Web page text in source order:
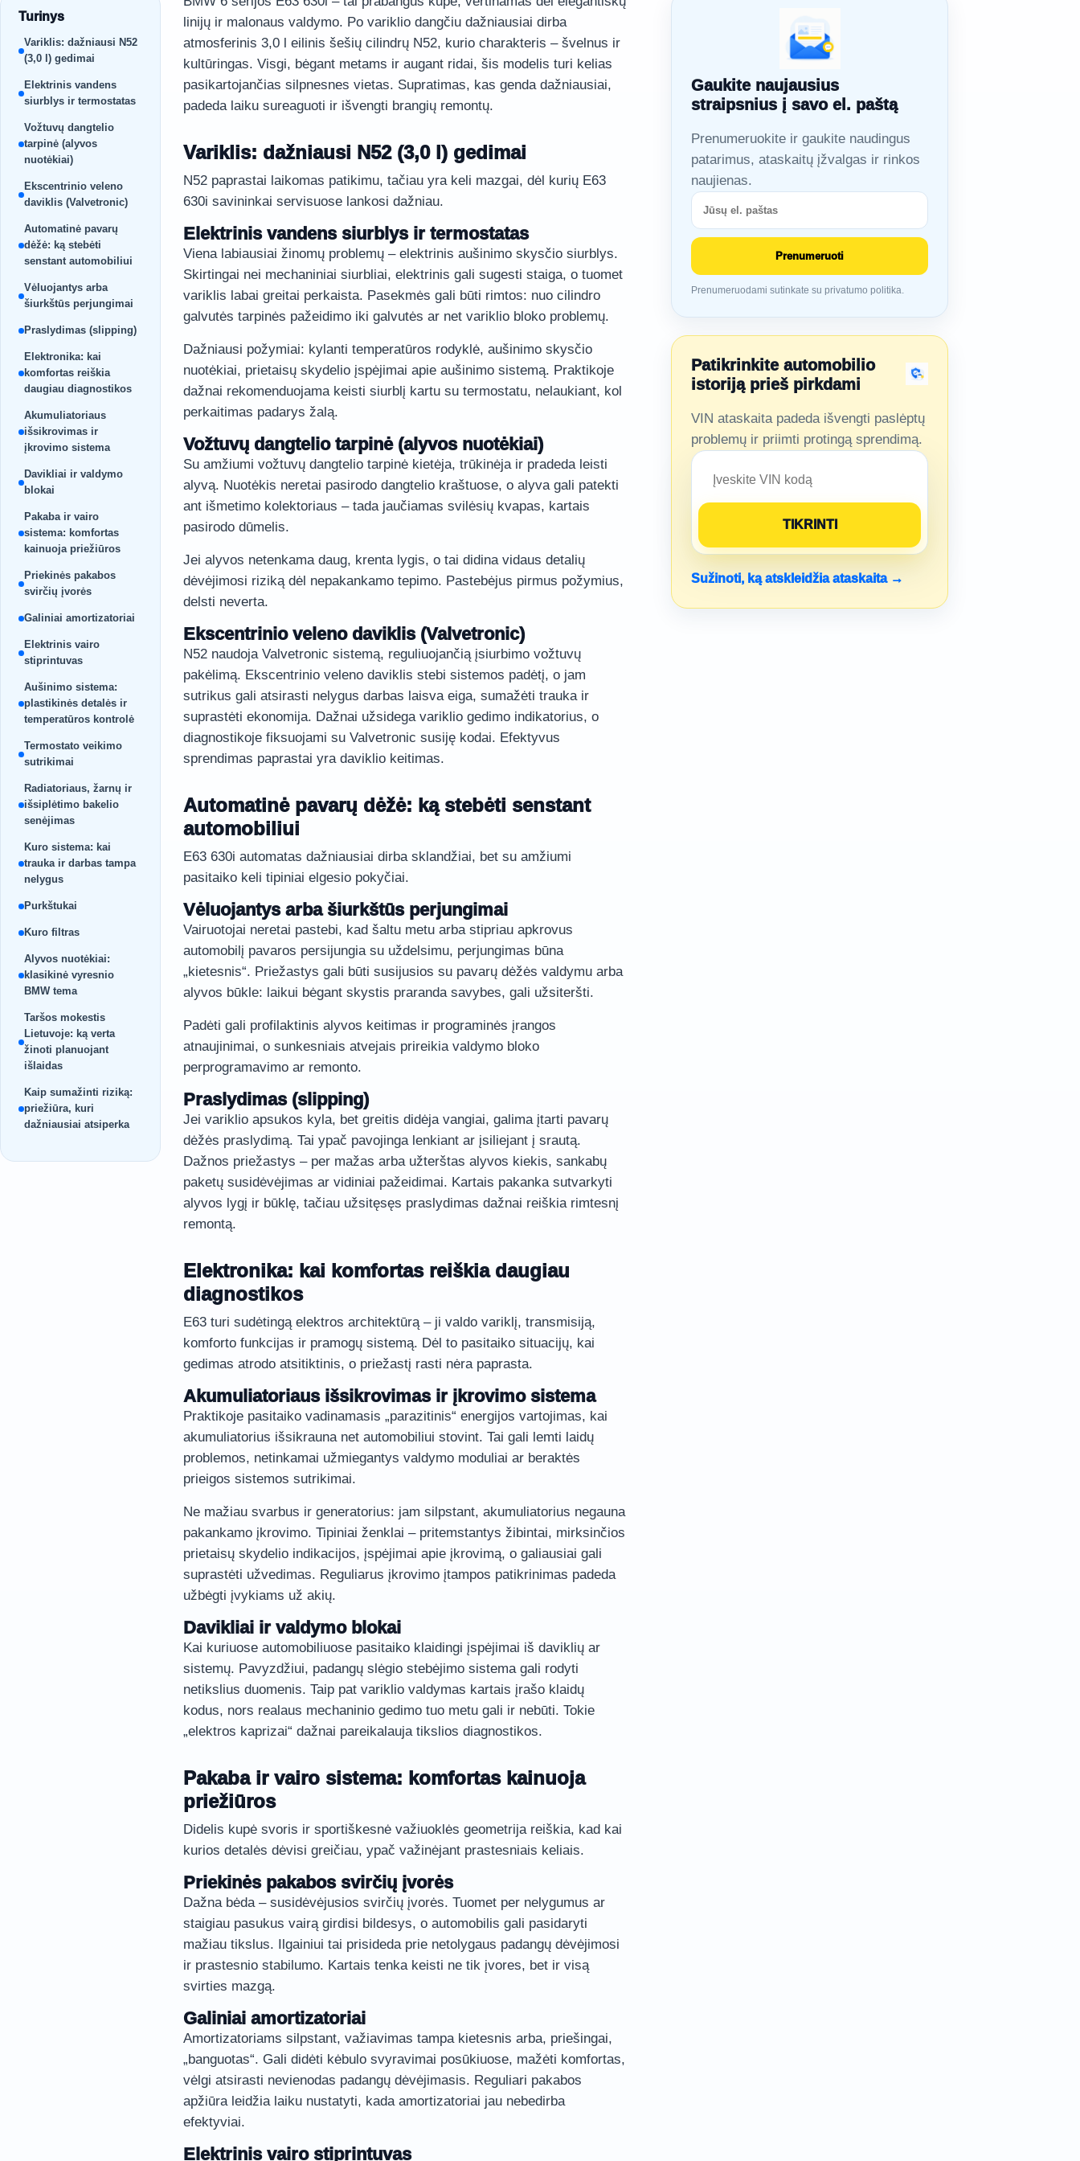
Turinys
Variklis: dažniausi N52
(3,0 l) gedimai
Elektrinis vandens
siurblys ir termostatas
Vožtuvų dangtelio
tarpinė (alyvos
nuotėkiai)
Ekscentrinio veleno
daviklis (Valvetronic)
Automatinė pavarų
dėžė: ką stebėti
senstant automobiliui
Vėluojantys arba
šiurkštūs perjungimai
Praslydimas (slipping)
Elektronika: kai
komfortas reiškia
daugiau diagnostikos
Akumuliatoriaus
išsikrovimas ir
įkrovimo sistema
Davikliai ir valdymo
blokai
Pakaba ir vairo
sistema: komfortas
kainuoja priežiūros
Priekinės pakabos
svirčių įvorės
Galiniai amortizatoriai
Elektrinis vairo
stiprintuvas
Aušinimo sistema:
plastikinės detalės ir
temperatūros kontrolė
Termostato veikimo
sutrikimai
Radiatoriaus, žarnų ir
išsiplėtimo bakelio
senėjimas
Kuro sistema: kai
trauka ir darbas tampa
nelygus
Purkštukai
Kuro filtras
Alyvos nuotėkiai:
klasikinė vyresnio
BMW tema
Taršos mokestis
Lietuvoje: ką verta
žinoti planuojant
išlaidas
Kaip sumažinti riziką:
priežiūra, kuri
dažniausiai atsiperka
linijų ir malonaus valdymo. Po variklio dangčiu dažniausiai dirba
atmosferinis 3,0 l eilinis šešių cilindrų N52, kurio charakteris – švelnus ir
kultūringas. Visgi, bėgant metams ir augant ridai, šis modelis turi kelias
pasikartojančias silpnesnes vietas. Supratimas, kas genda dažniausiai,
padeda laiku sureaguoti ir išvengti brangių remontų.
Variklis: dažniausi N52 (3,0 l) gedimai
N52 paprastai laikomas patikimu, tačiau yra keli mazgai, dėl kurių E63
630i savininkai servisuose lankosi dažniau.
Elektrinis vandens siurblys ir termostatas
Viena labiausiai žinomų problemų – elektrinis aušinimo skysčio siurblys.
Skirtingai nei mechaniniai siurbliai, elektrinis gali sugesti staiga, o tuomet
variklis labai greitai perkaista. Pasekmės gali būti rimtos: nuo cilindro
galvutės tarpinės pažeidimo iki galvutės ar net variklio bloko problemų.
Dažniausi požymiai: kylanti temperatūros rodyklė, aušinimo skysčio
nuotėkiai, prietaisų skydelio įspėjimai apie aušinimo sistemą. Praktikoje
dažnai rekomenduojama keisti siurblį kartu su termostatu, nelaukiant, kol
perkaitimas padarys žalą.
Vožtuvų dangtelio tarpinė (alyvos nuotėkiai)
Su amžiumi vožtuvų dangtelio tarpinė kietėja, trūkinėja ir pradeda leisti
alyvą. Nuotėkis neretai pasirodo dangtelio kraštuose, o alyva gali patekti
ant išmetimo kolektoriaus – tada jaučiamas svilėsių kvapas, kartais
pasirodo dūmelis.
Jei alyvos netenkama daug, krenta lygis, o tai didina vidaus detalių
dėvėjimosi riziką dėl nepakankamo tepimo. Pastebėjus pirmus požymius,
delsti neverta.
Ekscentrinio veleno daviklis (Valvetronic)
N52 naudoja Valvetronic sistemą, reguliuojančią įsiurbimo vožtuvų
pakėlimą. Ekscentrinio veleno daviklis stebi sistemos padėtį, o jam
sutrikus gali atsirasti nelygus darbas laisva eiga, sumažėti trauka ir
suprastėti ekonomija. Dažnai užsidega variklio gedimo indikatorius, o
diagnostikoje fiksuojami su Valvetronic susiję kodai. Efektyvus
sprendimas paprastai yra daviklio keitimas.
Automatinė pavarų dėžė: ką stebėti senstant
automobiliui
E63 630i automatas dažniausiai dirba sklandžiai, bet su amžiumi
pasitaiko keli tipiniai elgesio pokyčiai.
Vėluojantys arba šiurkštūs perjungimai
Vairuotojai neretai pastebi, kad šaltu metu arba stipriau apkrovus
automobilį pavaros persijungia su uždelsimu, perjungimas būna
„kietesnis“. Priežastys gali būti susijusios su pavarų dėžės valdymu arba
alyvos būkle: laikui bėgant skystis praranda savybes, gali užsiteršti.
Padėti gali profilaktinis alyvos keitimas ir programinės įrangos
atnaujinimai, o sunkesniais atvejais prireikia valdymo bloko
perprogramavimo ar remonto.
Praslydimas (slipping)
Jei variklio apsukos kyla, bet greitis didėja vangiai, galima įtarti pavarų
dėžės praslydimą. Tai ypač pavojinga lenkiant ar įsiliejant į srautą.
Dažnos priežastys – per mažas arba užterštas alyvos kiekis, sankabų
paketų susidėvėjimas ar vidiniai pažeidimai. Kartais pakanka sutvarkyti
alyvos lygį ir būklę, tačiau užsitęsęs praslydimas dažnai reiškia rimtesnį
remontą.
Elektronika: kai komfortas reiškia daugiau
diagnostikos
E63 turi sudėtingą elektros architektūrą – ji valdo variklį, transmisiją,
komforto funkcijas ir pramogų sistemą. Dėl to pasitaiko situacijų, kai
gedimas atrodo atsitiktinis, o priežastį rasti nėra paprasta.
Akumuliatoriaus išsikrovimas ir įkrovimo sistema
Praktikoje pasitaiko vadinamasis „parazitinis“ energijos vartojimas, kai
akumuliatorius išsikrauna net automobiliui stovint. Tai gali lemti laidų
problemos, netinkamai užmiegantys valdymo moduliai ar beraktės
prieigos sistemos sutrikimai.
Ne mažiau svarbus ir generatorius: jam silpstant, akumuliatorius negauna
pakankamo įkrovimo. Tipiniai ženklai – pritemstantys žibintai, mirksinčios
prietaisų skydelio indikacijos, įspėjimai apie įkrovimą, o galiausiai gali
suprastėti užvedimas. Reguliarus įkrovimo įtampos patikrinimas padeda
užbėgti įvykiams už akių.
Davikliai ir valdymo blokai
Kai kuriuose automobiliuose pasitaiko klaidingi įspėjimai iš daviklių ar
sistemų. Pavyzdžiui, padangų slėgio stebėjimo sistema gali rodyti
netikslius duomenis. Taip pat variklio valdymas kartais įrašo klaidų
kodus, nors realaus mechaninio gedimo tuo metu gali ir nebūti. Tokie
„elektros kaprizai“ dažnai pareikalauja tikslios diagnostikos.
Pakaba ir vairo sistema: komfortas kainuoja
priežiūros
Didelis kupė svoris ir sportiškesnė važiuoklės geometrija reiškia, kad kai
kurios detalės dėvisi greičiau, ypač važinėjant prastesniais keliais.
Priekinės pakabos svirčių įvorės
Dažna bėda – susidėvėjusios svirčių įvorės. Tuomet per nelygumus ar
staigiau pasukus vairą girdisi bildesys, o automobilis gali pasidaryti
mažiau tikslus. Ilgainiui tai prisideda prie netolygaus padangų dėvėjimosi
ir prastesnio stabilumo. Kartais tenka keisti ne tik įvores, bet ir visą
svirties mazgą.
Galiniai amortizatoriai
Amortizatoriams silpstant, važiavimas tampa kietesnis arba, priešingai,
„banguotas“. Gali didėti kėbulo svyravimai posūkiuose, mažėti komfortas,
vėlgi atsirasti nevienodas padangų dėvėjimasis. Reguliari pakabos
apžiūra leidžia laiku nustatyti, kada amortizatoriai jau nebedirba
efektyviai.
Elektrinis vairo stiprintuvas
Gaukite naujausius
straipsnius į savo el. paštą
Prenumeruokite ir gaukite naudingus
patarimus, ataskaitų įžvalgas ir rinkos
naujienas.
Prenumeruoti
Prenumeruodami sutinkate su privatumo politika.
Patikrinkite automobilio
istoriją prieš pirkdami
VIN ataskaita padeda išvengti paslėptų
problemų ir priimti protingą sprendimą.
Sužinoti, ką atskleidžia ataskaita →